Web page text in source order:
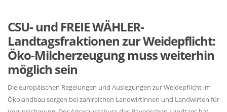
CSU- und FREIE WÄHLER-
Landtagsfraktionen zur Weidepflicht:
Öko-Milcherzeugung muss weiterhin
möglich sein
Die europäischen Regelungen und Auslegungen zur Weidepflicht im
Ökolandbau sorgen bei zahlreichen Landwirtinnen und Landwirten für